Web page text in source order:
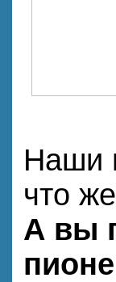
Наши
что
А вы